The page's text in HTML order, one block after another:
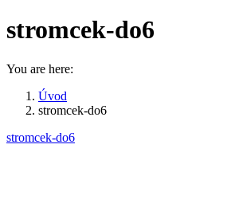
stromcek-do6
You are here:
Úvod
stromcek-do6
stromcek-do6